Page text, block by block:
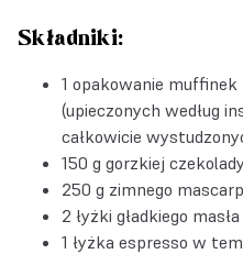
Składniki:
1 opakowanie
(upieczonych według
całkowicie
150 g gorzkiej
250 g zimnego
2 łyżki gładkiego
1 łyżka espresso w